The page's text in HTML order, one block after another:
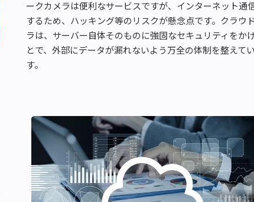
ークカメラは便利なサービスですが、インターネット通
するため、ハッキング等のリスクが懸念点です。クラウ
ラは、サーバー自体そのものに強固なセキュリティをか
とで、外部にデータが漏れないよう万全の体制を整えて
す。